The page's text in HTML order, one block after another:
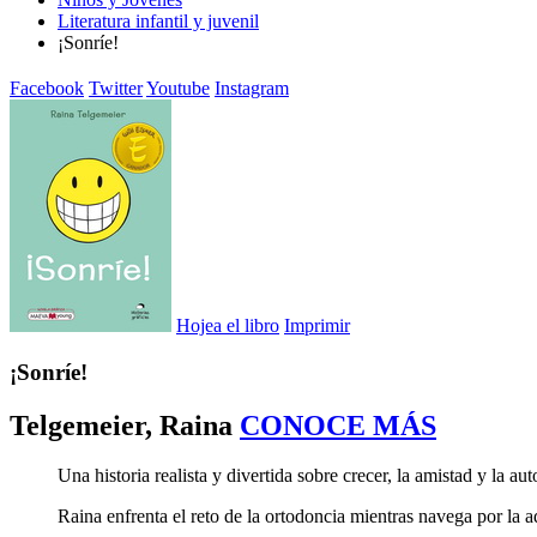
Literatura infantil y juvenil
¡Sonríe!
Facebook TwitterYoutube Instagram
Hojea el libro Imprimir
¡Sonríe!
Telgemeier, Raina CONOCE MÁS
Una historia realista y divertida sobre crecer, la amistad y la
Raina enfrenta el reto de la ortodoncia mientras navega por la